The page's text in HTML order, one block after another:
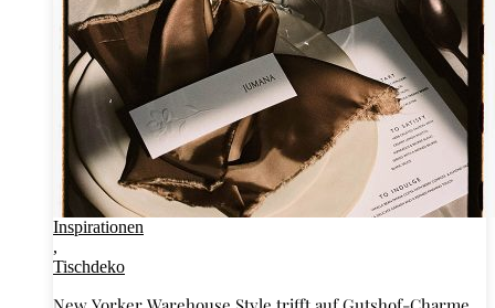
Inspirationen
,
Tischdeko